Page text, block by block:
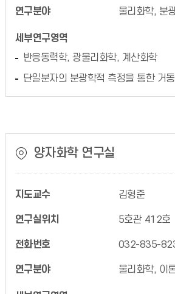
연구분야 물리화학, 분
세부연구영역
반응동력학, 광물리화학, 계산화학
단일분자의 분광학적 측정을 통한 거
양자화학 연구실
지도교수 김형준
연구실위치 5호관 412호
전화번호 032-835-
연구분야 물리화학, 이